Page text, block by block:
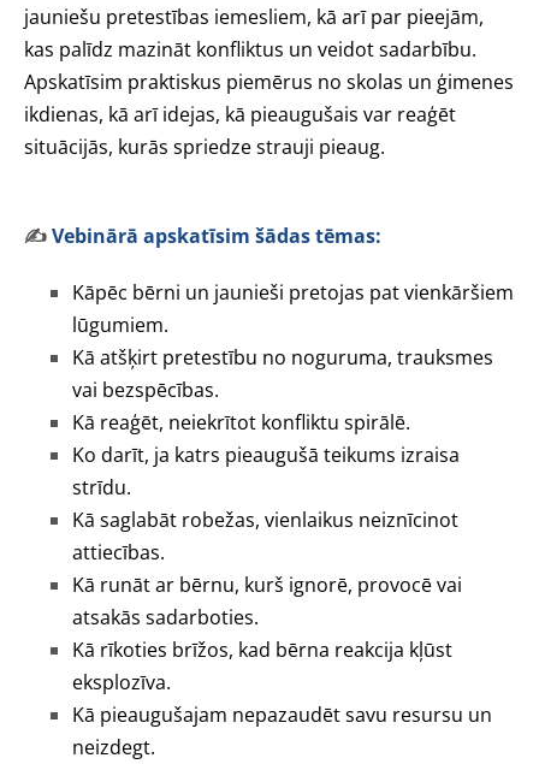
jauniešu pretestības iemesliem, kā arī par pieejām,
kas palīdz mazināt konfliktus un veidot sadarbību.
Apskatīsim praktiskus piemērus no skolas un ģimenes
ikdienas, kā arī idejas, kā pieaugušais var reaģēt
situācijās, kurās spriedze strauji pieaug.
✍️Vebinārā apskatīsim šādas tēmas:
Kāpēc bērni un jaunieši pretojas pat vienkāršiem
lūgumiem.
Kā atšķirt pretestību no noguruma, trauksmes
vai bezspēcības.
Kā reaģēt, neiekrītot konfliktu spirālē.
Ko darīt, ja katrs pieaugušā teikums izraisa
strīdu.
Kā saglabāt robežas, vienlaikus neiznīcinot
attiecības.
Kā runāt ar bērnu, kurš ignorē, provocē vai
atsakās sadarboties.
Kā rīkoties brīžos, kad bērna reakcija kļūst
eksplozīva.
Kā pieaugušajam nepazaudēt savu resursu un
neizdegt.